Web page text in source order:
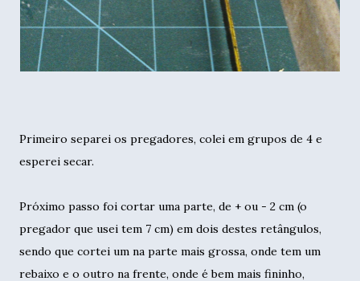
Primeiro separei os pregadores, colei em grupos de 4 e
esperei secar.
Próximo passo foi cortar uma parte, de + ou - 2 cm (o
pregador que usei tem 7 cm) em dois destes retângulos,
sendo que cortei um na parte mais grossa, onde tem um
rebaixo e o outro na frente, onde é bem mais fininho,